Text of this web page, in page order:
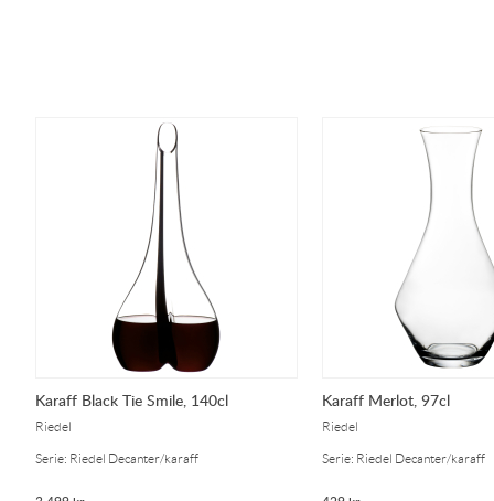
Karaff Black Tie Smile, 140cl
Riedel
Serie: Riedel Decanter/karaff
Karaff Merlot, 97cl
Riedel
Serie: Riedel Decanter/karaff